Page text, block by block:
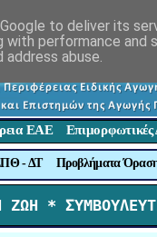
ΕΑΕ Επιμορφωτικές
- ΔΤ Προβλήματα
ΖΩΗ *
to deliver its
with performance
abuse.